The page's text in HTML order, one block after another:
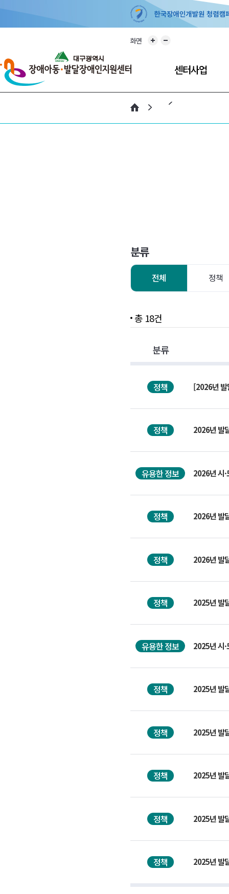
화면
센터사업
개인별지원계획
가족휴식지원사업
분류
전체 정책
총 18건
분류
정책 [2026년 발
정책 2026년 발
유용한 정보 2026년 시
정책 2026년 발
정책 2026년 발
정책 2025년 발
유용한 정보 2025년 시
정책 2025년 발
정책 2025년 발
정책 2025년 발
정책 2025년 발
정책 2025년 발